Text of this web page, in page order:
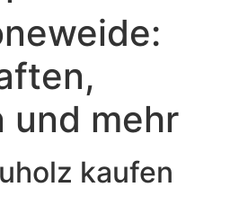
und mehr
kaufen